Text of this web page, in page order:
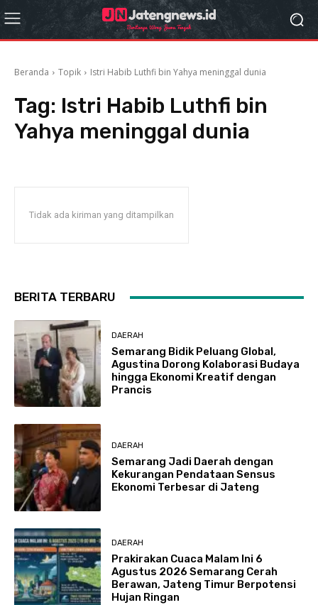
Beranda Topik Istri Habib Luthfi bin Yahya meninggal dunia
Tag: Istri Habib Luthfi bin
Yahya meninggal dunia
Tidak ada kiriman yang ditampilkan
BERITA TERBARU
DAERAH
Semarang Bidik Peluang Global,
Agustina Dorong Kolaborasi Budaya
hingga Ekonomi Kreatif dengan
Prancis
DAERAH
Semarang Jadi Daerah dengan
Kekurangan Pendataan Sensus
Ekonomi Terbesar di Jateng
DAERAH
Prakirakan Cuaca Malam Ini 6
Agustus 2026 Semarang Cerah
Berawan, Jateng Timur Berpotensi
Hujan Ringan